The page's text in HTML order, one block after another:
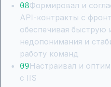
08Формировал и
API-контракты с
обеспечивая
недопонимания и
работу команд
09Настраивал и
с IIS